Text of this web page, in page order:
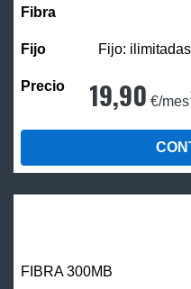
Fijo:
19,90 €/mes
FIBRA 300MB